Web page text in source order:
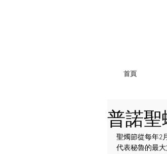
首頁
普諾聖
聖燭節從每年2
代表秘魯的最